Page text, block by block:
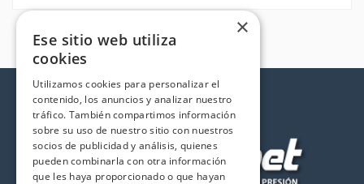
×
Ese sitio web utiliza
cookies
Utilizamos cookies para personalizar el
contenido, los anuncios y analizar nuestro
tráfico. También compartimos información
sobre su uso de nuestro sitio con nuestros
socios de publicidad y análisis, quienes
pueden combinarla con otra información
que les haya proporcionado o que hayan